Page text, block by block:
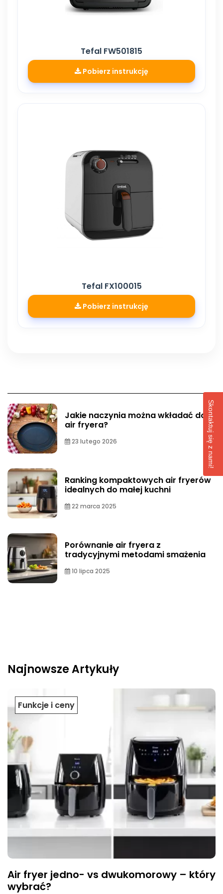
Tefal FW501815
Pobierz instrukcję
Tefal FX100015
Pobierz instrukcję
Jakie naczynia można wkładać do
air fryera?
23 lutego 2026
Ranking kompaktowych air fryerów
idealnych do małej kuchni
22 marca 2025
Porównanie air fryera z
tradycyjnymi metodami smażenia
10 lipca 2025
Najnowsze Artykuły
Funkcje i ceny
Air fryer jedno- vs dwukomorowy – który
wybrać?
Skontaktuj się z nami!